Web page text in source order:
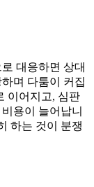
대응하면 상대
며 다툼이 커집
이어지고, 심판
용이 늘어납니
하는 것이 분쟁